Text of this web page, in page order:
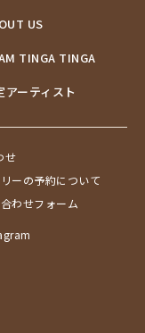
US
TINGA TINGA
アーティスト
せ
ーの予約について
わせフォーム